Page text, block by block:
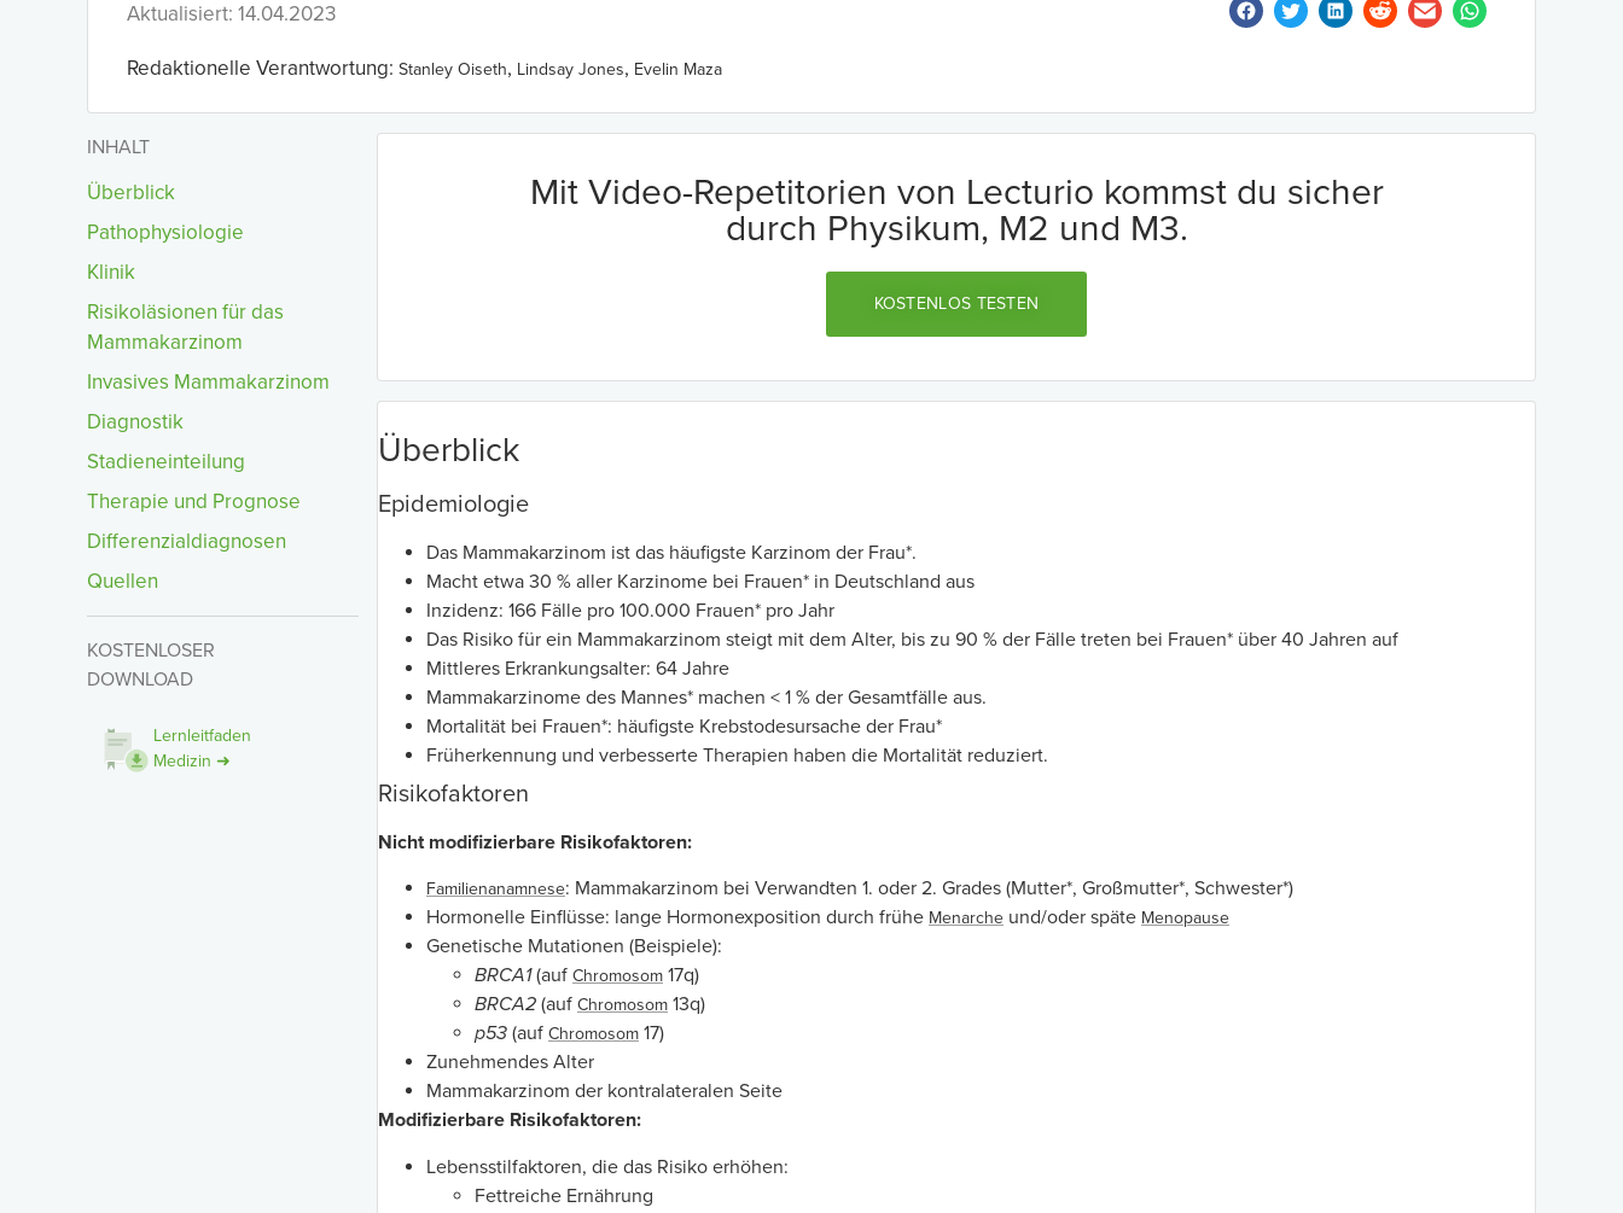
Aktualisiert: 14.04.2023
Redaktionelle Verantwortung: Stanley Oiseth, Lindsay Jones, Evelin Maza
INHALT
Überblick
Pathophysiologie
Klinik
Risikoläsionen für das
Mammakarzinom
Invasives Mammakarzinom
Diagnostik
Stadieneinteilung
Therapie und Prognose
Differenzialdiagnosen
Quellen
KOSTENLOSER
DOWNLOAD
Lernleitfaden
Medizin ➜
Mit Video-Repetitorien von Lecturio kommst du sicher
durch Physikum, M2 und M3.
KOSTENLOS TESTEN
Überblick
Epidemiologie
Das Mammakarzinom ist das häufigste Karzinom der Frau*.
Macht etwa 30 % aller Karzinome bei Frauen* in Deutschland aus
Inzidenz: 166 Fälle pro 100.000 Frauen* pro Jahr
Das Risiko für ein Mammakarzinom steigt mit dem Alter, bis zu 90 % der Fälle treten bei Frauen* über 40 Jahren auf
Mittleres Erkrankungsalter: 64 Jahre
Mammakarzinome des Mannes* machen < 1 % der Gesamtfälle aus.
Mortalität bei Frauen*: häufigste Krebstodesursache der Frau*
Früherkennung und verbesserte Therapien haben die Mortalität reduziert.
Risikofaktoren
Nicht modifizierbare Risikofaktoren:
Familienanamnese: Mammakarzinom bei Verwandten 1. oder 2. Grades (Mutter*, Großmutter*, Schwester*)
Hormonelle Einflüsse: lange Hormonexposition durch frühe Menarche und/oder späte Menopause
Genetische Mutationen (Beispiele):
BRCA1 (auf Chromosom 17q)
BRCA2 (auf Chromosom 13q)
p53 (auf Chromosom 17)
Zunehmendes Alter
Mammakarzinom der kontralateralen Seite
Modifizierbare Risikofaktoren:
Lebensstilfaktoren, die das Risiko erhöhen:
Fettreiche Ernährung